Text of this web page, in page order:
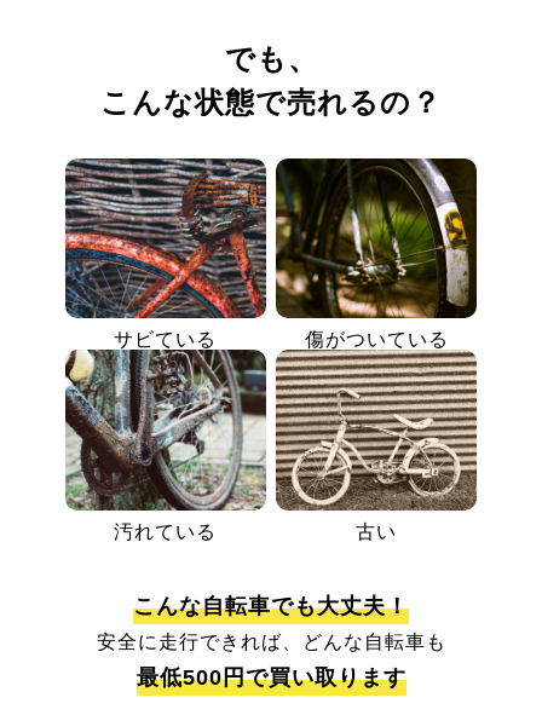
でも、
こんな状態で売れるの？
サビている 傷がついている
汚れている 古い
こんな自転車でも大丈夫！
安全に走行できれば、どんな自転車も
最低500円で買い取ります